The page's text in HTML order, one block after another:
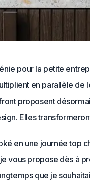
pour la petite
en parallèle de
proposent
Elles
en une journée top
vous propose dès à
que je